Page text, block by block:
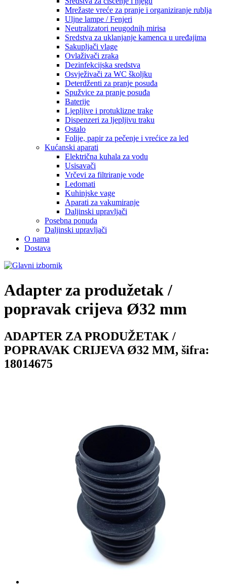
Mrežaste vreće za pranje i organiziranje rublja
Uljne lampe / Fenjeri
Neutralizatori neugodnih mirisa
Sredstva za uklanjanje kamenca u uređajima
Sakupljači vlage
Ovlaživači zraka
Dezinfekcijska sredstva
Osvježivači za WC školjku
Deterdženti za pranje posuđa
Spužvice za pranje posuđa
Baterije
Ljepljive i protuklizne trake
Dispenzeri za ljepljivu traku
Ostalo
Folije, papir za pečenje i vrećice za led
Kućanski aparati
Električna kuhala za vodu
Usisavači
Vrčevi za filtriranje vode
Ledomati
Kuhinjske vage
Aparati za vakumiranje
Daljinski upravljači
Posebna ponuda
Daljinski upravljači
O nama
Dostava
Adapter za produžetak /
popravak crijeva Ø32 mm
ADAPTER ZA PRODUŽETAK /
POPRAVAK CRIJEVA Ø32 MM, šifra:
18014675